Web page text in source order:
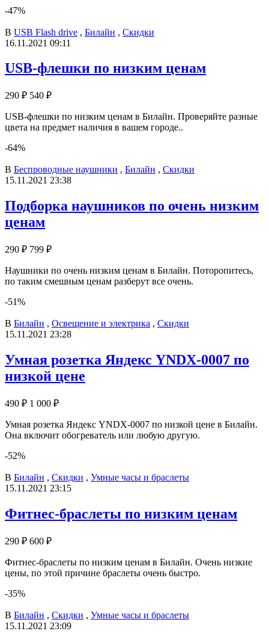
-47%
В USB Flash drive , Билайн , Скидки
16.11.2021 09:11
USB-флешки по низким ценам
290 ₽ 540 ₽
USB-флешки по низким ценам в Билайн. Проверяйте разные
цвета на предмет наличия в вашем городе..
-64%
В Беспроводные наушники , Билайн , Скидки
15.11.2021 23:38
Подборка наушников по очень низким
ценам
290 ₽ 799 ₽
Наушники по очень низким ценам в Билайн. Поторопитесь,
по таким смешным ценам разберут все очень.
-51%
В Билайн , Освещение и электрика , Скидки
15.11.2021 23:28
Умная розетка Яндекс YNDX-0007 по
низкой цене
490 ₽ 1 000 ₽
Умная розетка Яндекс YNDX-0007 по низкой цене в Билайн.
Она включит обогреватель или любую другую.
-52%
В Билайн , Скидки , Умные часы и браслеты
15.11.2021 23:15
Фитнес-браслеты по низким ценам
290 ₽ 600 ₽
Фитнес-браслеты по низким ценам в Билайн. Очень низкие
цены, по этой причине браслеты очень быстро.
-35%
В Билайн , Скидки , Умные часы и браслеты
15.11.2021 23:09